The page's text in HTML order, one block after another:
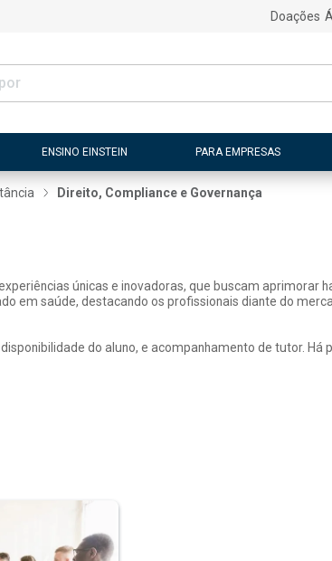
Doações
ENSINO EINSTEIN PARA EMPRESAS
Direito, Compliance e Governança
únicas e inovadoras, que buscam
em saúde, destacando os profissionais diante do
do aluno, e acompanhamento de tutor. Há